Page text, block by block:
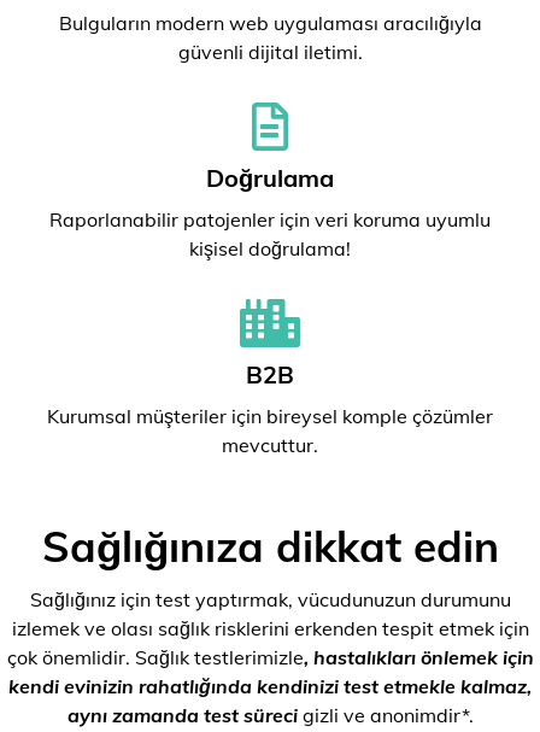
Bulguların modern web uygulaması aracılığıyla
güvenli dijital iletimi.
Doğrulama
Raporlanabilir patojenler için veri koruma uyumlu
kişisel doğrulama!
B2B
Kurumsal müşteriler için bireysel komple çözümler
mevcuttur.
Sağlığınıza dikkat edin
Sağlığınız için test yaptırmak, vücudunuzun durumunu
izlemek ve olası sağlık risklerini erkenden tespit etmek için
çok önemlidir. Sağlık testlerimizle, hastalıkları önlemek için
kendi evinizin rahatlığında kendinizi test etmekle kalmaz,
aynı zamanda test süreci gizli ve anonimdir*.